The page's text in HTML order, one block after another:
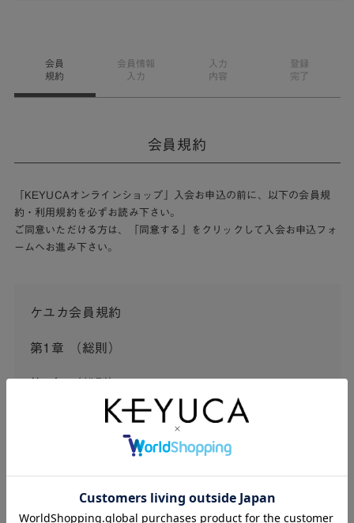
会員
規約
会員情報
入力
入力
内容
登録
完了
会員規約
「KEYUCAオンラインショップ」入会お申込の前に、以下の会員規
約・利用規約を必ずお読み下さい。
ご同意いただける方は、「同意する」をクリックして入会お申込フォ
ームへお進み下さい。
ケユカ会員規約
第1章 （総則）
この会員規約（以下「本規約」といいます。）は、河淳株
式会社ケユカ事業部（以下「弊社」といいます。）が提供
する一連のサービスに関し、弊社が次条の定めに従い入会
本規約は、会員と弊社との間のサービスの利用に関わる一